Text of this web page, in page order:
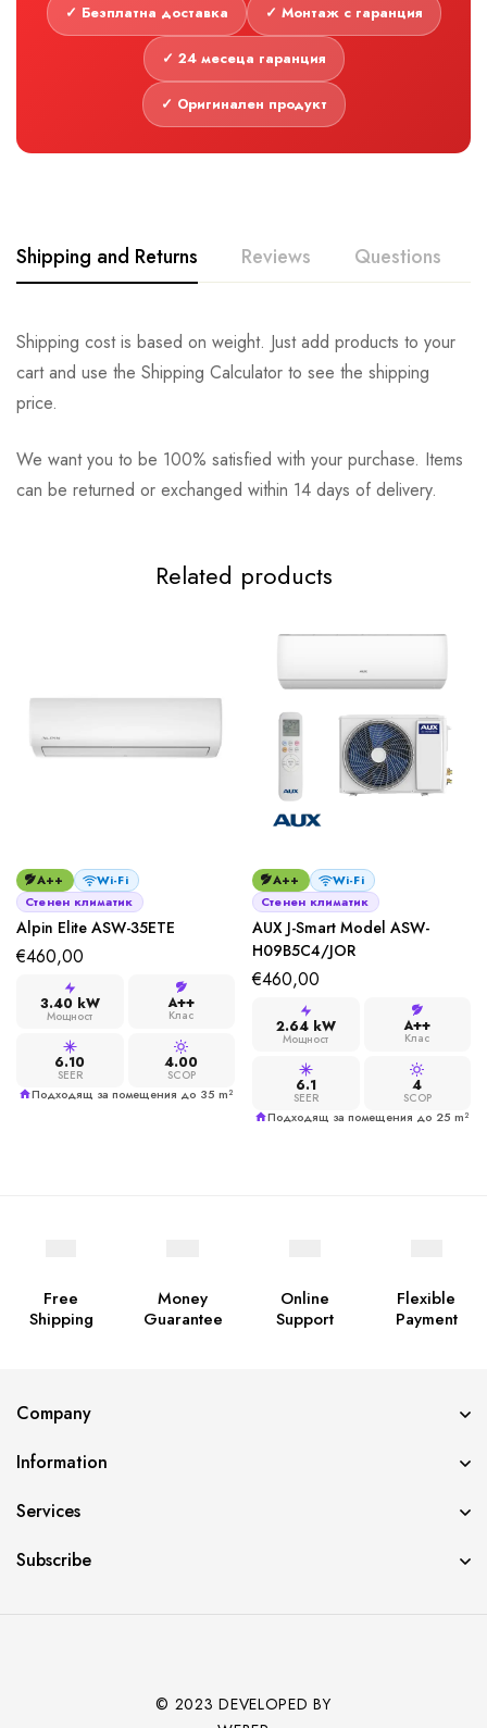
✓ Безплатна доставка ✓ Монтаж с гаранция
✓ 24 месеца гаранция
✓ Оригинален продукт
Shipping and Returns Reviews Questions
Shipping cost is based on weight. Just add products to your
cart and use the Shipping Calculator to see the shipping
price.
We want you to be 100% satisfied with your purchase. Items
can be returned or exchanged within 14 days of delivery.
Related products
A++
Wi-Fi
Стенен климатик
Alpin Elite ASW-35ETE
€460,00
3.40 kW
Мощност
A++
Клас
6.10
SEER
4.00
SCOP
Подходящ за помещения до 35 m²
A++
Wi-Fi
Стенен климатик
AUX J-Smart Model ASW-
H09B5C4/JOR
€460,00
2.64 kW
Мощност
A++
Клас
6.1
SEER
4
SCOP
Подходящ за помещения до 25 m²
Free
Shipping
Money
Guarantee
Online
Support
Flexible
Payment
Company
Information
Services
Subscribe
© 2023 DEVELOPED BY